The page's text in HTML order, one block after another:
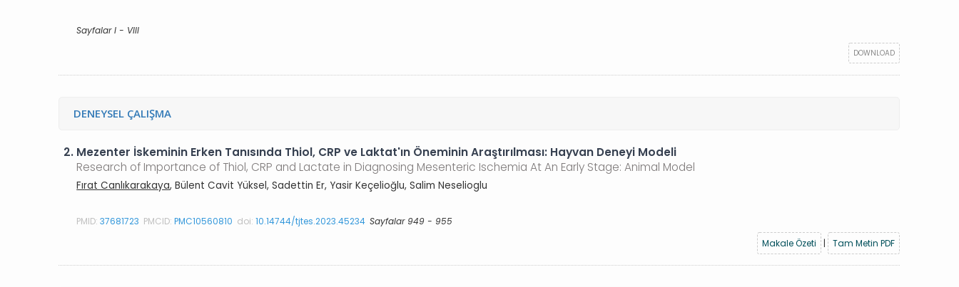
Sayfalar I - VIII
DOWNLOAD
DENEYSEL ÇALIŞMA
2. Mezenter İskeminin Erken Tanısında Thiol, CRP ve Laktat'ın Öneminin Araştırılması: Hayvan Deneyi Modeli
Research of Importance of Thiol, CRP and Lactate in Diagnosing Mesenteric Ischemia At An Early Stage: Animal Model
Fırat Canlıkarakaya, Bülent Cavit Yüksel, Sadettin Er, Yasir Keçelioğlu, Salim Neselioglu
PMID:37681723 PMCID:PMC10560810 doi:10.14744/tjtes.2023.45234 Sayfalar 949 - 955
Makale Özeti
| Tam Metin PDF